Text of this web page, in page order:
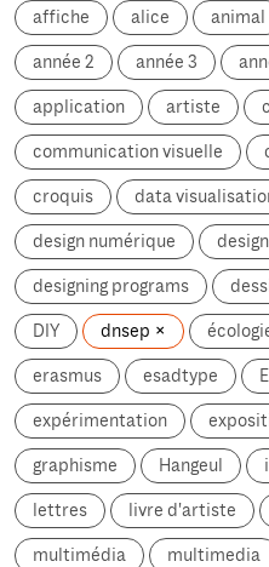
affiche alice animal
année 2 année 3
application artiste
communication visuelle
croquis data
design numérique
designing programs
DIY dnsep
erasmus esadtype
expérimentation
graphisme Hangeul
lettres livre d'artiste
multimédia multimedia